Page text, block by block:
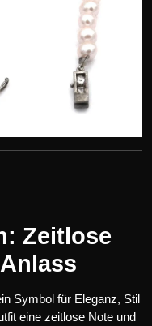
Zeitlose
Symbol für Eleganz, Stil
eine zeitlose Note und